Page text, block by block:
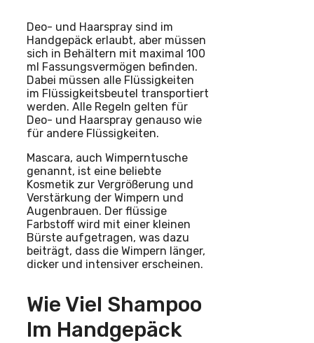
Deo- und Haarspray sind im
Handgepäck erlaubt, aber müssen
sich in Behältern mit maximal 100
ml Fassungsvermögen befinden.
Dabei müssen alle Flüssigkeiten
im Flüssigkeitsbeutel transportiert
werden. Alle Regeln gelten für
Deo- und Haarspray genauso wie
für andere Flüssigkeiten.
Mascara, auch Wimperntusche
genannt, ist eine beliebte
Kosmetik zur Vergrößerung und
Verstärkung der Wimpern und
Augenbrauen. Der flüssige
Farbstoff wird mit einer kleinen
Bürste aufgetragen, was dazu
beiträgt, dass die Wimpern länger,
dicker und intensiver erscheinen.
Wie Viel Shampoo
Im Handgepäck